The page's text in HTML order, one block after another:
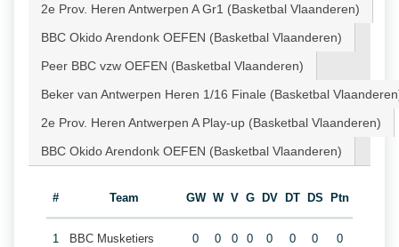
2e Prov. Heren Antwerpen A Gr1 (Basketbal Vlaanderen)
BBC Okido Arendonk OEFEN (Basketbal Vlaanderen)
Peer BBC vzw OEFEN (Basketbal Vlaanderen)
Beker van Antwerpen Heren 1/16 Finale (Basketbal
2e Prov. Heren Antwerpen A Play-up (Basketbal Vlaanderen)
BBC Okido Arendonk OEFEN (Basketbal Vlaanderen)
# Team GW W V G DV DT DS Ptn
1 BBC Musketiers 0 0 0 0 0 0 0 0